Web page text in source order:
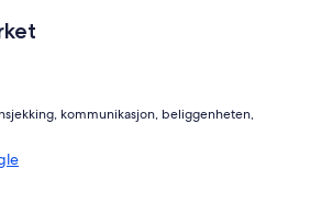
kommunikasjon, beliggenheten,